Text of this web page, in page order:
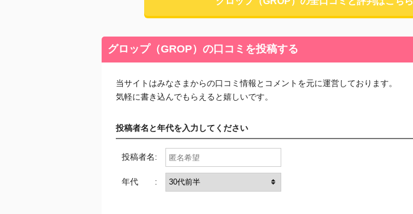
グロップ（GROP）の口コミを投稿する
当サイトはみなさまからの口コミ情報とコメントを元に運営しております。
気軽に書き込んでもらえると嬉しいです。
投稿者名と年代を入力してください
投稿者名:
年代 :